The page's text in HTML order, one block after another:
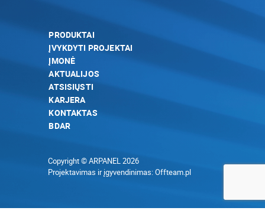
PRODUKTAI
ĮVYKDYTI PROJEKTAI
ĮMONĖ
AKTUALIJOS
ATSISIŲSTI
KARJERA
KONTAKTAS
BDAR
Copyright © ARPANEL 2026
Projektavimas ir įgyvendinimas:Offteam.pl